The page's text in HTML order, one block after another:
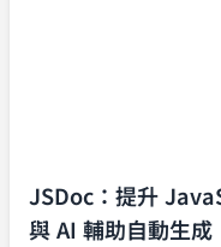
JSDoc：提升
與 AI 輔助自動生成